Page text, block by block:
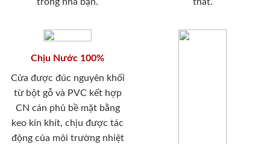
Chịu Nước 100%
Cửa được đúc nguyên khối
từ bột gỗ và PVC kết hợp
CN cán phủ bề mặt bằng
keo kín khít, chịu được tác
động của môi trường nhiệt